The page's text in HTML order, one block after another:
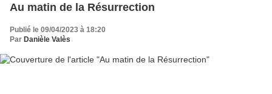
Au matin de la Résurrection
Publié le 09/04/2023 à 18:20
Par Danièle Valès